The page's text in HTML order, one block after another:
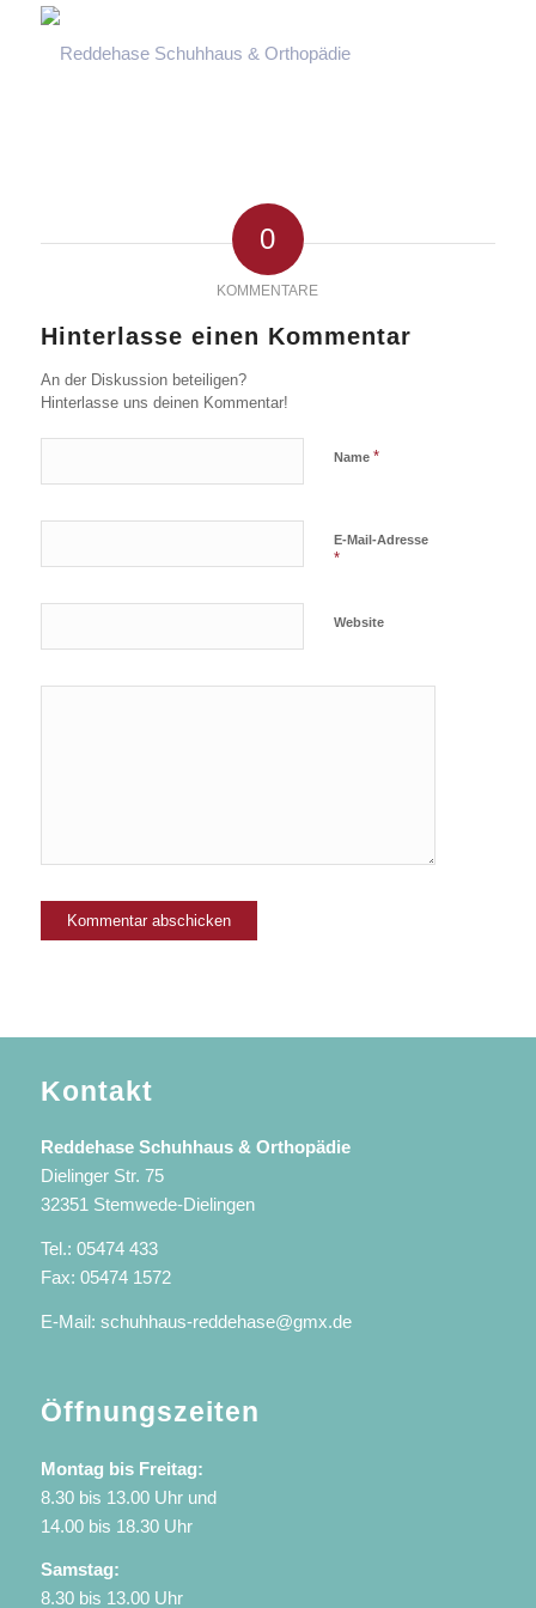
0
KOMMENTARE
Hinterlasse einen Kommentar
An der Diskussion beteiligen?
Hinterlasse uns deinen Kommentar!
Name *
E-Mail-Adresse
*
Website
Kontakt
Reddehase Schuhhaus & Orthopädie
Dielinger Str. 75
32351 Stemwede-Dielingen
Tel.: 05474 433
Fax: 05474 1572
E-Mail: schuhhaus-reddehase@gmx.de
Öffnungszeiten
Montag bis Freitag:
8.30 bis 13.00 Uhr und
14.00 bis 18.30 Uhr
Samstag:
8.30 bis 13.00 Uhr